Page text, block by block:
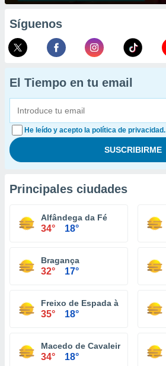
Síguenos
El Tiempo en tu email
He leído y acepto la política de privacidad.
Principales ciudades
Alfândega da Fé
34° 18°
Bragança
32° 17°
Freixo de Espada à Cinta
35° 18°
Macedo de Cavaleiros
34° 18°